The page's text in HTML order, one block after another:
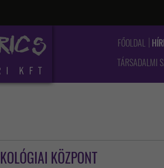
FŐOLDAL
TÁRSADALMI
KÖZPONT